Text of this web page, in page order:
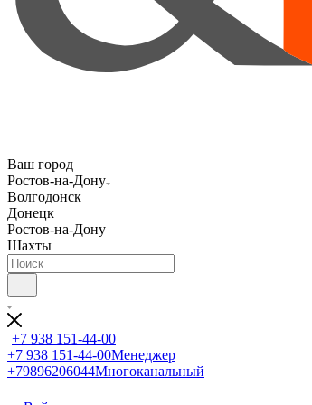
Ваш город
Ростов-на-Дону
Волгодонск
Донецк
Ростов-на-Дону
Шахты
+7 938 151-44-00
+7 938 151-44-00Менеджер
+79896206044Многоканальный